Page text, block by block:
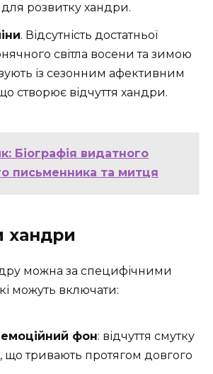
розвитку хандри.
. Відсутність достатньої
світла восени та зимою
із сезонним афективним
створює відчуття хандри.
Біографія видатного
письменника та митця
хандри
можна за специфічними
можуть включати:
фон: відчуття смутку
що тривають протягом довгого